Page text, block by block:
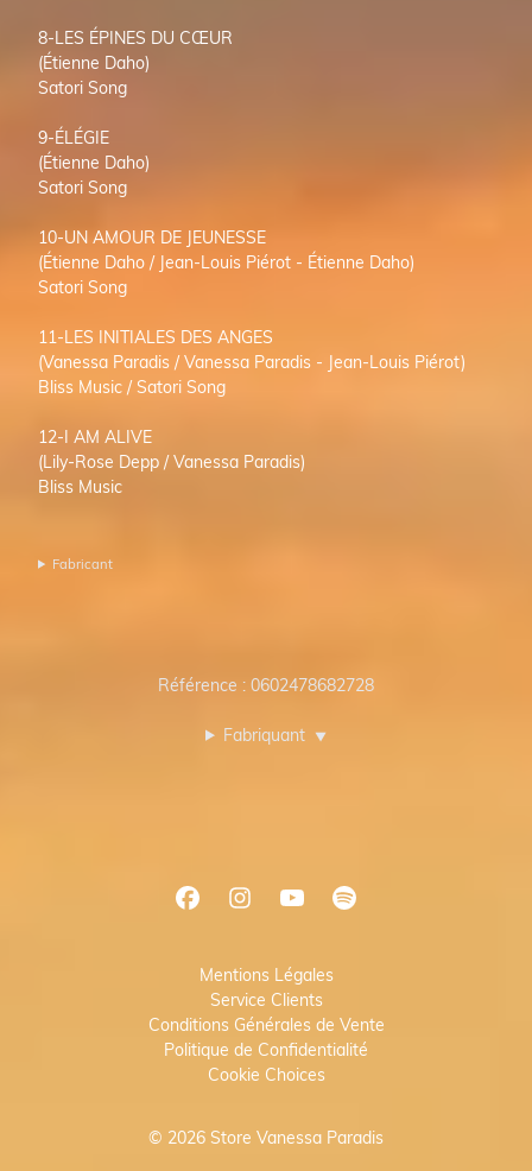
8-LES ÉPINES DU CŒUR
(Étienne Daho)
Satori Song
9-ÉLÉGIE
(Étienne Daho)
Satori Song
10-UN AMOUR DE JEUNESSE
(Étienne Daho / Jean-Louis Piérot - Étienne Daho)
Satori Song
11-LES INITIALES DES ANGES
(Vanessa Paradis / Vanessa Paradis - Jean-Louis Piérot)
Bliss Music / Satori Song
12-I AM ALIVE
(Lily-Rose Depp / Vanessa Paradis)
Bliss Music
Fabricant
Référence : 0602478682728
Fabriquant ▼
Mentions Légales
Service Clients
Conditions Générales de Vente
Politique de Confidentialité
Cookie Choices
© 2026 Store Vanessa Paradis